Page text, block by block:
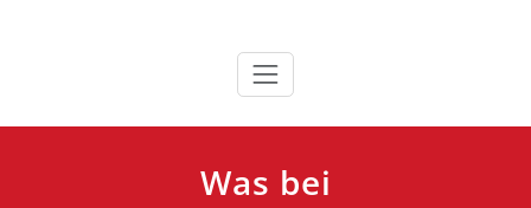
Rainer W. Sauer ||| Trainer &
Coach / Birkenbihl-Experte &
Infotainer
Botschaft… | …Gefühl für den Rhythmus… | …
außerordentliche emotionale Wirkung«
Was bei